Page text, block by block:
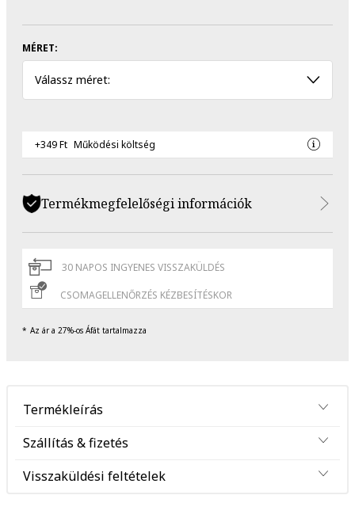
MÉRET:
Válassz méret:
+349 Ft Működési költség
Termékmegfelelőségi információk
30 NAPOS INGYENES VISSZAKÜLDÉS
CSOMAGELLENŐRZÉS KÉZBESÍTÉSKOR
Az ár a 27%-os Áfát tartalmazza
Termékleírás
Szállítás & fizetés
Visszaküldési feltételek